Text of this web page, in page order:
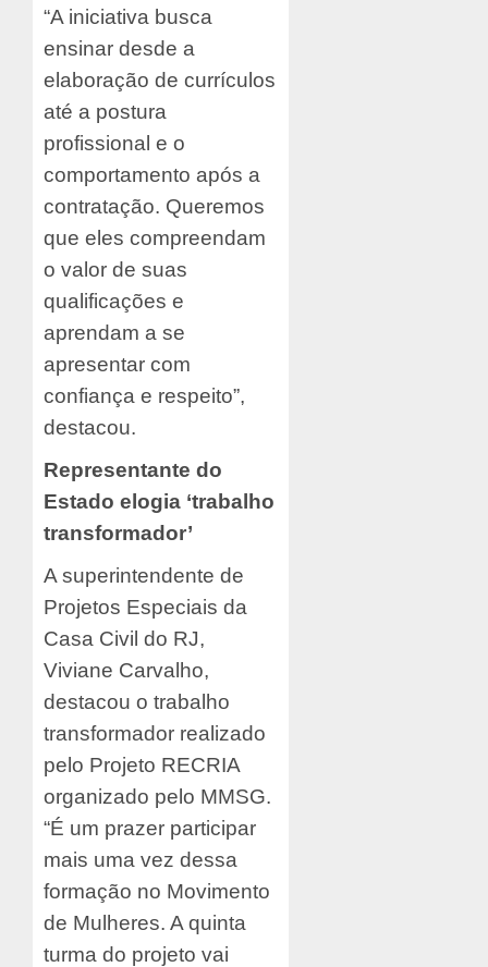
“A iniciativa busca
ensinar desde a
elaboração de currículos
até a postura
profissional e o
comportamento após a
contratação. Queremos
que eles compreendam
o valor de suas
qualificações e
aprendam a se
apresentar com
confiança e respeito”,
destacou.
Representante do
Estado elogia ‘trabalho
transformador’
A superintendente de
Projetos Especiais da
Casa Civil do RJ,
Viviane Carvalho,
destacou o trabalho
transformador realizado
pelo Projeto RECRIA
organizado pelo MMSG.
“É um prazer participar
mais uma vez dessa
formação no Movimento
de Mulheres. A quinta
turma do projeto vai